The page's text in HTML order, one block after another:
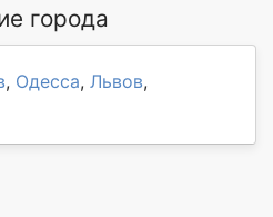
города
, Одесса, Львов,